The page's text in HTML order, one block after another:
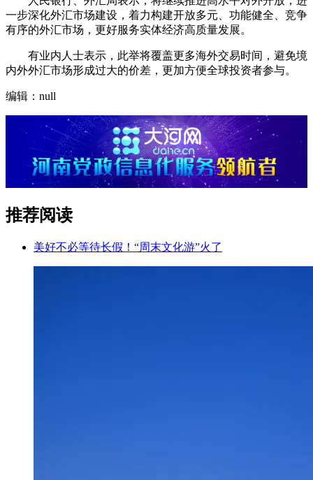
一步深化外汇市场建设，着力构建开放多元、功能健全、竞争
有序的外汇市场，更好服务实体经济高质量发展。
有业内人士表示，此举将覆盖更多海外交易时间，避免境
内外外汇市场形成过大的价差，更加方便全球投资者参与。
编辑：null
推荐阅读
美好不必等待长假！“周末文化游”火了